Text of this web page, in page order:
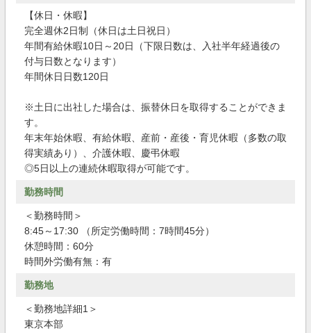
【休日・休暇】
完全週休2日制（休日は土日祝日）
年間有給休暇10日～20日（下限日数は、入社半年経過後の
付与日数となります）
年間休日日数120日
※土日に出社した場合は、振替休日を取得することができま
す。
年末年始休暇、有給休暇、産前・産後・育児休暇（多数の取
得実績あり）、介護休暇、慶弔休暇
◎5日以上の連続休暇取得が可能です。
勤務時間
＜勤務時間＞
8:45～17:30 （所定労働時間：7時間45分）
休憩時間：60分
時間外労働有無：有
勤務地
＜勤務地詳細1＞
東京本部